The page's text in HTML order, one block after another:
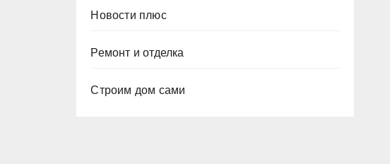
Новости плюс
Ремонт и отделка
Строим дом сами